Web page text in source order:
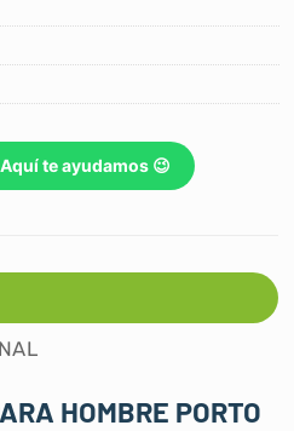
te ayudamos 😉
HOMBRE PORTO